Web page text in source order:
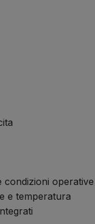
condizioni operative
e temperatura